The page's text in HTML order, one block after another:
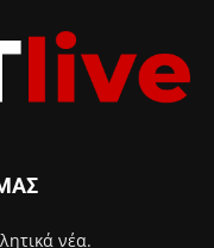
νέα.